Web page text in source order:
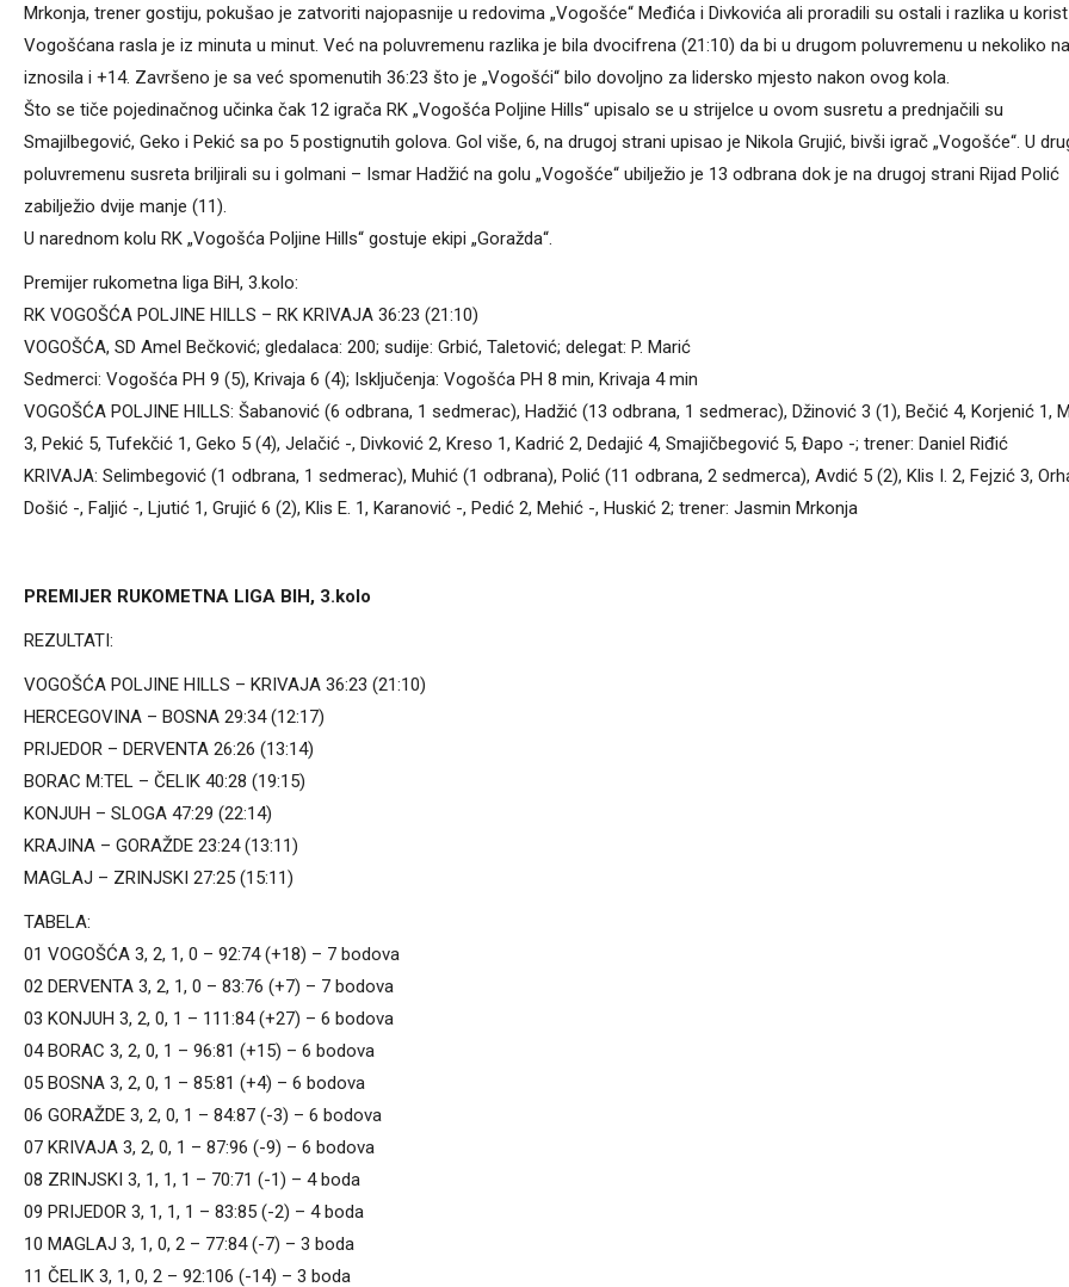
Mrkonja, trener gostiju, pokušao je zatvoriti najopasnije u redovima „Vogošće“ Međića i Divkovića ali proradili su ostali i razlika u korist
Vogošćana rasla je iz minuta u minut. Već na poluvremenu razlika je bila dvocifrena (21:10) da bi u drugom poluvremenu u nekoliko
iznosila i +14. Završeno je sa već spomenutih 36:23 što je „Vogošći“ bilo dovoljno za lidersko mjesto nakon ovog kola.
Što se tiče pojedinačnog učinka čak 12 igrača RK „Vogošća Poljine Hills“ upisalo se u strijelce u ovom susretu a prednjačili su
Smajilbegović, Geko i Pekić sa po 5 postignutih golova. Gol više, 6, na drugoj strani upisao je Nikola Grujić, bivši igrač „Vogošće“. U
poluvremenu susreta briljirali su i golmani – Ismar Hadžić na golu „Vogošće“ ubilježio je 13 odbrana dok je na drugoj strani Rijad Polić
zabilježio dvije manje (11).
U narednom kolu RK „Vogošća Poljine Hills“ gostuje ekipi „Goražda“.
Premijer rukometna liga BiH, 3.kolo:
RK VOGOŠĆA POLJINE HILLS – RK KRIVAJA 36:23 (21:10)
VOGOŠĆA, SD Amel Bečković; gledalaca: 200; sudije: Grbić, Taletović; delegat: P. Marić
Sedmerci: Vogošća PH 9 (5), Krivaja 6 (4); Isključenja: Vogošća PH 8 min, Krivaja 4 min
VOGOŠĆA POLJINE HILLS: Šabanović (6 odbrana, 1 sedmerac), Hadžić (13 odbrana, 1 sedmerac), Džinović 3 (1), Bečić 4, Korjenić 1,
3, Pekić 5, Tufekčić 1, Geko 5 (4), Jelačić -, Divković 2, Kreso 1, Kadrić 2, Dedajić 4, Smajičbegović 5, Đapo -; trener: Daniel Riđić
KRIVAJA: Selimbegović (1 odbrana, 1 sedmerac), Muhić (1 odbrana), Polić (11 odbrana, 2 sedmerca), Avdić 5 (2), Klis I. 2, Fejzić 3,
Došić -, Faljić -, Ljutić 1, Grujić 6 (2), Klis E. 1, Karanović -, Pedić 2, Mehić -, Huskić 2; trener: Jasmin Mrkonja
PREMIJER RUKOMETNA LIGA BIH, 3.kolo
REZULTATI:
VOGOŠĆA POLJINE HILLS – KRIVAJA 36:23 (21:10)
HERCEGOVINA – BOSNA 29:34 (12:17)
PRIJEDOR – DERVENTA 26:26 (13:14)
BORAC M:TEL – ČELIK 40:28 (19:15)
KONJUH – SLOGA 47:29 (22:14)
KRAJINA – GORAŽDE 23:24 (13:11)
MAGLAJ – ZRINJSKI 27:25 (15:11)
TABELA:
01 VOGOŠĆA 3, 2, 1, 0 – 92:74 (+18) – 7 bodova
02 DERVENTA 3, 2, 1, 0 – 83:76 (+7) – 7 bodova
03 KONJUH 3, 2, 0, 1 – 111:84 (+27) – 6 bodova
04 BORAC 3, 2, 0, 1 – 96:81 (+15) – 6 bodova
05 BOSNA 3, 2, 0, 1 – 85:81 (+4) – 6 bodova
06 GORAŽDE 3, 2, 0, 1 – 84:87 (-3) – 6 bodova
07 KRIVAJA 3, 2, 0, 1 – 87:96 (-9) – 6 bodova
08 ZRINJSKI 3, 1, 1, 1 – 70:71 (-1) – 4 boda
09 PRIJEDOR 3, 1, 1, 1 – 83:85 (-2) – 4 boda
10 MAGLAJ 3, 1, 0, 2 – 77:84 (-7) – 3 boda
11 ČELIK 3, 1, 0, 2 – 92:106 (-14) – 3 boda